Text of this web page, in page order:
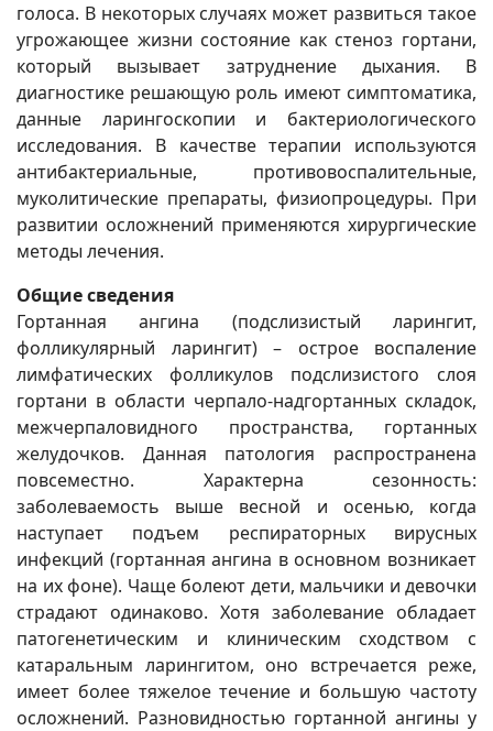
голоса. В некоторых случаях может развиться такое
угрожающее жизни состояние как стеноз гортани,
который вызывает затруднение дыхания. В
диагностике решающую роль имеют симптоматика,
данные ларингоскопии и бактериологического
исследования. В качестве терапии используются
антибактериальные, противовоспалительные,
муколитические препараты, физиопроцедуры. При
развитии осложнений применяются хирургические
методы лечения.
Общие сведения
Гортанная ангина (подслизистый ларингит,
фолликулярный ларингит) – острое воспаление
лимфатических фолликулов подслизистого слоя
гортани в области черпало-надгортанных складок,
межчерпаловидного пространства, гортанных
желудочков. Данная патология распространена
повсеместно. Характерна сезонность:
заболеваемость выше весной и осенью, когда
наступает подъем респираторных вирусных
инфекций (гортанная ангина в основном возникает
на их фоне). Чаще болеют дети, мальчики и девочки
страдают одинаково. Хотя заболевание обладает
патогенетическим и клиническим сходством с
катаральным ларингитом, оно встречается реже,
имеет более тяжелое течение и большую частоту
осложнений. Разновидностью гортанной ангины у